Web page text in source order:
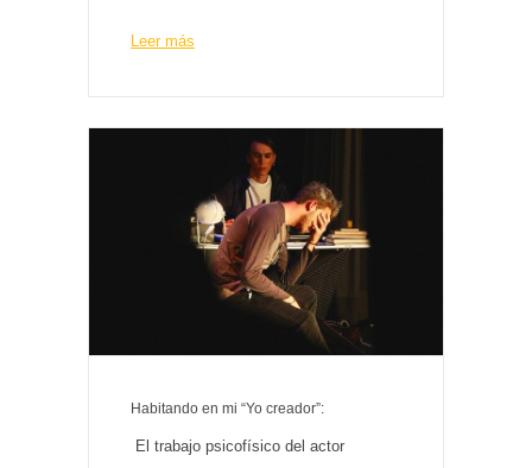
Leer más
Habitando en mi “Yo creador”:
El trabajo psicofísico del actor